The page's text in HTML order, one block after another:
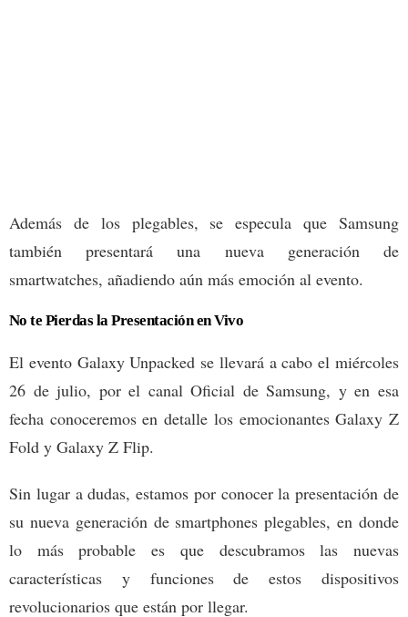
Además de los plegables, se especula que Samsung
también presentará una nueva generación de
smartwatches, añadiendo aún más emoción al evento.
No te Pierdas la Presentación en Vivo
El evento Galaxy Unpacked se llevará a cabo el miércoles
26 de julio, por el canal Oficial de Samsung, y en esa
fecha conoceremos en detalle los emocionantes Galaxy Z
Fold y Galaxy Z Flip.
Sin lugar a dudas, estamos por conocer la presentación de
su nueva generación de smartphones plegables, en donde
lo más probable es que descubramos las nuevas
características y funciones de estos dispositivos
revolucionarios que están por llegar.